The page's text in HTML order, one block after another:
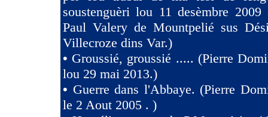
soustenguèri lou 11 desèmbre
Paul Valery de Mountpelié sus
Villecroze dins Var.)
• Groussié, groussié ..... (Pierre
lou 29 mai 2013.)
• Guerre dans l'Abbaye. (Pierre
le 2 Aout 2005 . )